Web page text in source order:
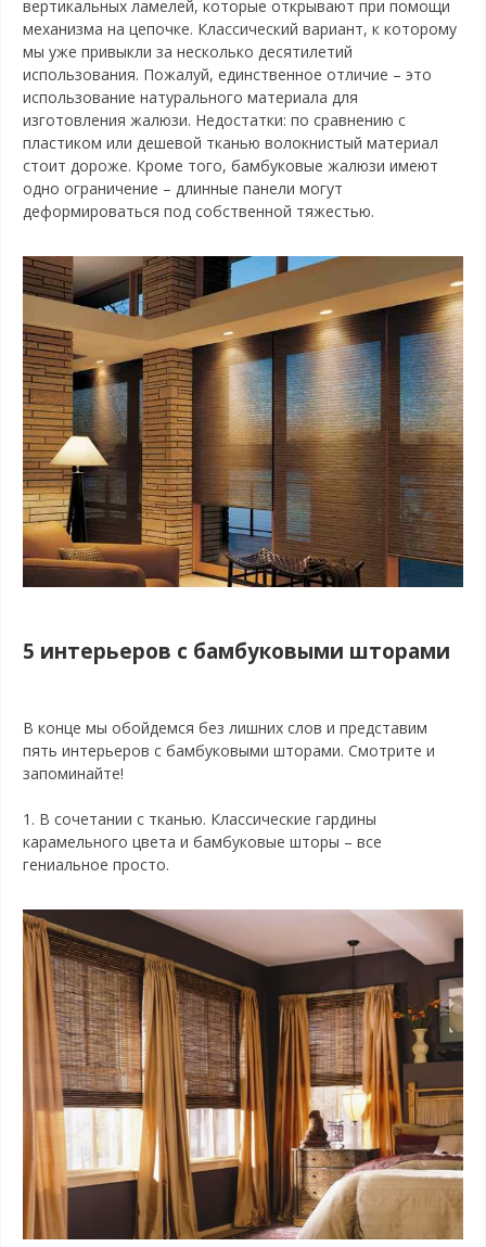
вертикальных ламелей, которые открывают при помощи
механизма на цепочке. Классический вариант, к которому
мы уже привыкли за несколько десятилетий
использования. Пожалуй, единственное отличие – это
использование натурального материала для
изготовления жалюзи. Недостатки: по сравнению с
пластиком или дешевой тканью волокнистый материал
стоит дороже. Кроме того, бамбуковые жалюзи имеют
одно ограничение – длинные панели могут
деформироваться под собственной тяжестью.
5 интерьеров с бамбуковыми шторами
В конце мы обойдемся без лишних слов и представим
пять интерьеров с бамбуковыми шторами. Смотрите и
запоминайте!
1. В сочетании с тканью. Классические гардины
карамельного цвета и бамбуковые шторы – все
гениальное просто.